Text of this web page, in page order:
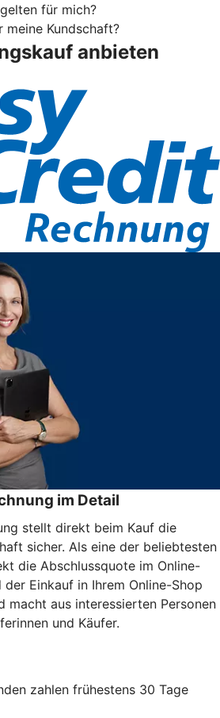
für mich?
meine Kundschaft?
anbieten
im Detail
stellt direkt beim Kauf die
sicher. Als eine der beliebtesten
die Abschlussquote im Online-
Einkauf in Ihrem Online-Shop
macht aus interessierten Personen
und Käufer.
zahlen frühestens 30 Tage